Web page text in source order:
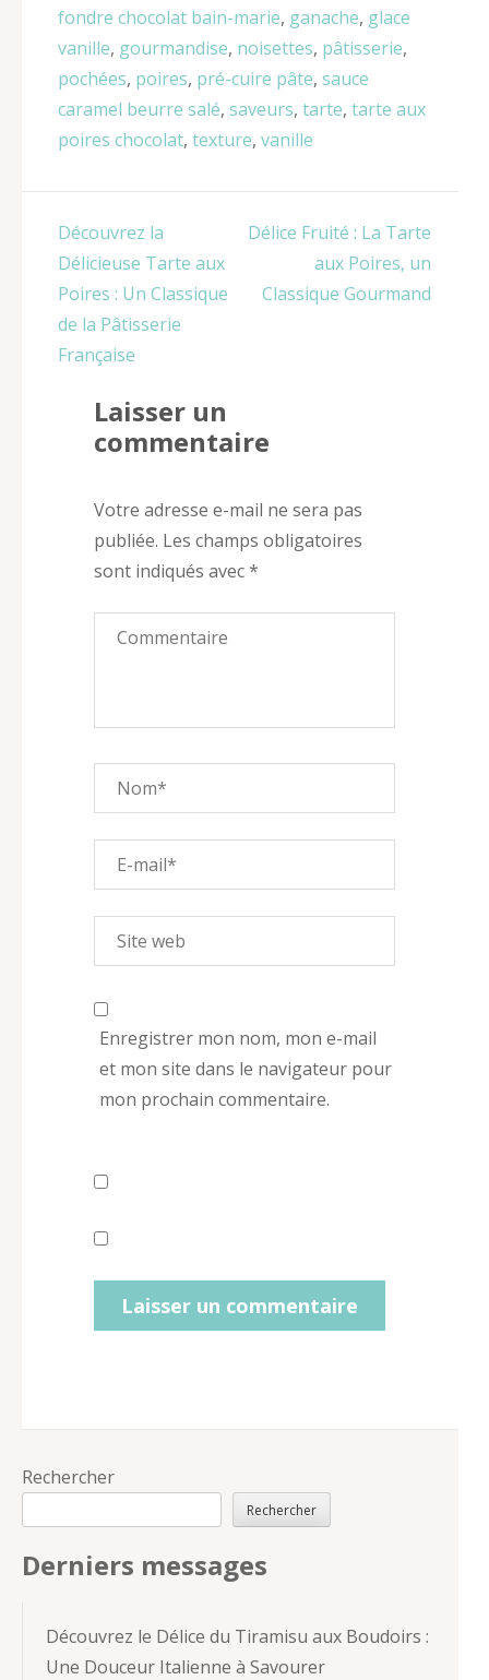
fondre chocolat bain-marie, ganache, glace
vanille, gourmandise, noisettes, pâtisserie,
pochées, poires, pré-cuire pâte, sauce
caramel beurre salé, saveurs, tarte, tarte aux
poires chocolat, texture, vanille
Navigation
de
l’article
Découvrez la
Délicieuse Tarte aux
Poires : Un Classique
de la Pâtisserie
Française
Délice Fruité : La Tarte
aux Poires, un
Classique Gourmand
Laisser un
commentaire
Votre adresse e-mail ne sera pas
publiée. Les champs obligatoires
sont indiqués avec*
Enregistrer mon nom, mon e-mail
et mon site dans le navigateur pour
mon prochain commentaire.
Rechercher
Rechercher
Derniers messages
Découvrez le Délice du Tiramisu aux Boudoirs :
Une Douceur Italienne à Savourer